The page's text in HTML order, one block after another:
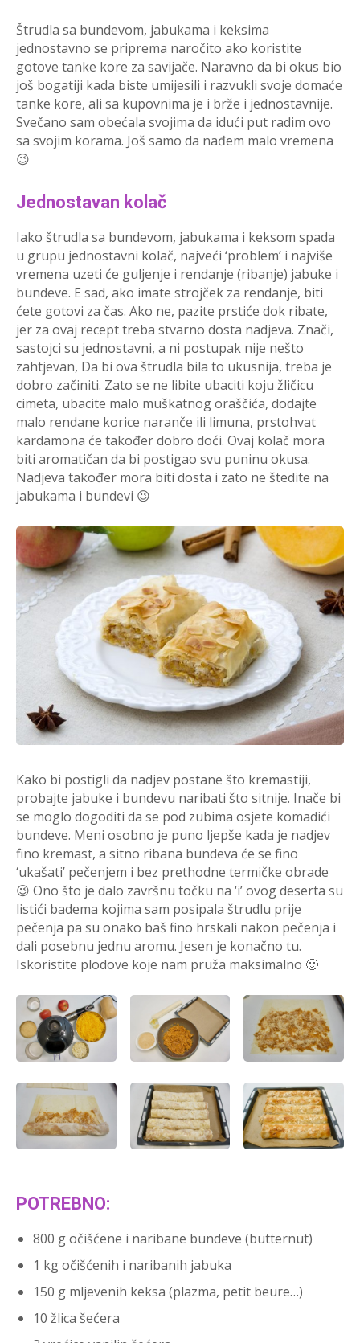
Štrudla sa bundevom, jabukama i keksima
jednostavno se priprema naročito ako koristite
gotove tanke kore za savijače. Naravno da bi okus bio
još bogatiji kada biste umijesili i razvukli svoje domaće
tanke kore, ali sa kupovnima je i brže i jednostavnije.
Svečano sam obećala svojima da idući put radim ovo
sa svojim korama. Još samo da nađem malo vremena
😉
Jednostavan kolač
Iako štrudla sa bundevom, jabukama i keksom spada
u grupu jednostavni kolač, najveći ‘problem’ i najviše
vremena uzeti će guljenje i rendanje (ribanje) jabuke i
bundeve. E sad, ako imate strojček za rendanje, biti
ćete gotovi za čas. Ako ne, pazite prstiće dok ribate,
jer za ovaj recept treba stvarno dosta nadjeva. Znači,
sastojci su jednostavni, a ni postupak nije nešto
zahtjevan, Da bi ova štrudla bila to ukusnija, treba je
dobro začiniti. Zato se ne libite ubaciti koju žličicu
cimeta, ubacite malo muškatnog oraščića, dodajte
malo rendane korice naranče ili limuna, prstohvat
kardamona će također dobro doći. Ovaj kolač mora
biti aromatičan da bi postigao svu puninu okusa.
Nadjeva također mora biti dosta i zato ne štedite na
jabukama i bundevi 😉
Kako bi postigli da nadjev postane što kremastiji,
probajte jabuke i bundevu naribati što sitnije. Inače bi
se moglo dogoditi da se pod zubima osjete komadići
bundeve. Meni osobno je puno ljepše kada je nadjev
fino kremast, a sitno ribana bundeva će se fino
‘ukašati’ pečenjem i bez prethodne termičke obrade
😉 Ono što je dalo završnu točku na ‘i’ ovog deserta su
listići badema kojima sam posipala štrudlu prije
pečenja pa su onako baš fino hrskali nakon pečenja i
dali posebnu jednu aromu. Jesen je konačno tu.
Iskoristite plodove koje nam pruža maksimalno 🙂
POTREBNO:
800 g očišćene i naribane bundeve (butternut)
1 kg očišćenih i naribanih jabuka
150 g mljevenih keksa (plazma, petit beure…)
10 žlica šećera